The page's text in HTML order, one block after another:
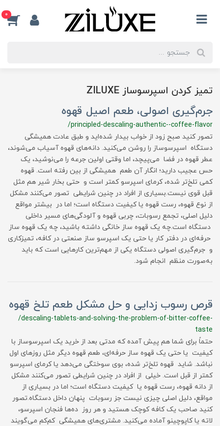
0
تمیز کردن اسپرسوساز ZILUXE
جرم‌گیری اصولی، طعم اصیل قهوه
/principled-descaling-authentic--coffee-flavor
تصور کنید صبح زود از خواب بیدار شده‌اید و طبق عادت همیشگی
دستگاه اسپرسوساز را روشن می‌کنید. دانه‌های قهوه آسیاب می‌شوند،
عطر قهوه در فضا می‌پیچد، اما وقتی اولین جرعه را می‌نوشید، یک
حس عجیب دارید؛ انگار آن طعم همیشگی از بین رفته است. قهوه
کمی تلخ‌تر شده، کرمای اسپرسو کمتر است و حتی بخار شیر هم مثل
قبل قوی نیست.بسیاری از افراد در چنین شرایطی تصور می‌کنند مشکل
از نوع قهوه، رست قهوه یا کیفیت دستگاه است؛ اما در بیشتر مواقع
دلیل اصلی، تجمع رسوبات، چربی قهوه و آلودگی‌های مسیر داخلی
دستگاه است.چه یک قهوه ساز خانگی داشته باشید، چه یک قهوه ساز
حرفه‌ای در دفتر کار یا حتی یک اسپرسو ساز صنعتی در کافه، تمیزکاری
و جرم‌گیری اصولی دستگاه یکی از مهم‌ترین کارهایی است که باید
به‌صورت منظم انجام شود.
قرص رسوب زدایی و حل مشکل طعم تلخ قهوه
/descaling-tablets-and-solving-the-problem-of-bitter-coffee-
taste
حتماً برای شما هم پیش آمده که مدتی بعد از خرید یک اسپرسوساز با
کیفیت یا حتی یک قهوه ساز حرفه‌ای، طعم قهوه دیگر مثل روزهای اول
نباشد. شاید قهوه تلخ‌تر شده، بوی سوختگی می‌دهد یا کرمای اسپرسو
کمتر از قبل است. خیلی از افراد در چنین شرایطی تصور می‌کنند مشکل
از دانه قهوه، رست قهوه یا کیفیت دستگاه است؛ اما در بسیاری از
مواقع، دلیل اصلی چیزی نیست جز رسوبات پنهان داخل دستگاه.تصور
کنید صاحب یک کافه کوچک هستید و هر روز ده‌ها فنجان اسپرسو،
لاته یا کاپوچینو آماده می‌کنید. مشتری‌های همیشگی کم‌کم می‌گویند